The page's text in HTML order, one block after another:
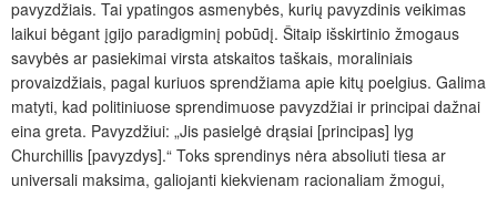
pavyzdžiais. Tai ypatingos asmenybės, kurių pavyzdinis veikimas
laikui bėgant įgijo paradigminį pobūdį. Šitaip išskirtinio žmogaus
savybės ar pasiekimai virsta atskaitos taškais, moraliniais
provaizdžiais, pagal kuriuos sprendžiama apie kitų poelgius. Galima
matyti, kad politiniuose sprendimuose pavyzdžiai ir principai dažnai
eina greta. Pavyzdžiui: „Jis pasielgė drąsiai [principas] lyg
Churchillis [pavyzdys].“ Toks sprendinys nėra absoliuti tiesa ar
universali maksima, galiojanti kiekvienam racionaliam žmogui,